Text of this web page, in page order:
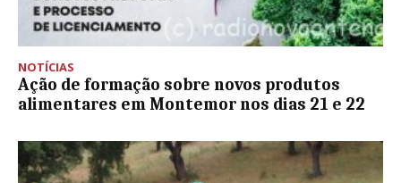
NOTÍCIAS
Ação de formação sobre novos produtos
alimentares em Montemor nos dias 21 e 22